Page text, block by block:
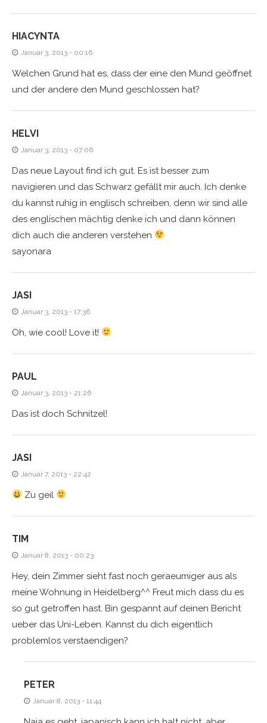
HIACYNTA
Januar 3, 2013 - 00:16
Welchen Grund hat es, dass der eine den Mund geöffnet
und der andere den Mund geschlossen hat?
HELVI
Januar 3, 2013 - 07:06
Das neue Layout find ich gut. Es ist besser zum
navigieren und das Schwarz gefällt mir auch. Ich denke
du kannst ruhig in englisch schreiben, denn wir sind alle
des englischen mächtig denke ich und dann können
dich auch die anderen verstehen
sayonara
JASI
Januar 3, 2013 - 17:36
Oh, wie cool! Love it!
PAUL
Januar 3, 2013 - 21:26
Das ist doch Schnitzel!
JASI
Januar 7, 2013 - 22:42
Zu geil
TIM
Januar 8, 2013 - 00:23
Hey, dein Zimmer sieht fast noch geraeumiger aus als
meine Wohnung in Heidelberg^^ Freut mich dass du es
so gut getroffen hast. Bin gespannt auf deinen Bericht
ueber das Uni-Leben. Kannst du dich eigentlich
problemlos verstaendigen?
PETER
Januar 8, 2013 - 11:44